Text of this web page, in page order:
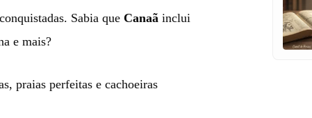
Sabia que Canaã inclui
e mais?
praias perfeitas e cachoeiras